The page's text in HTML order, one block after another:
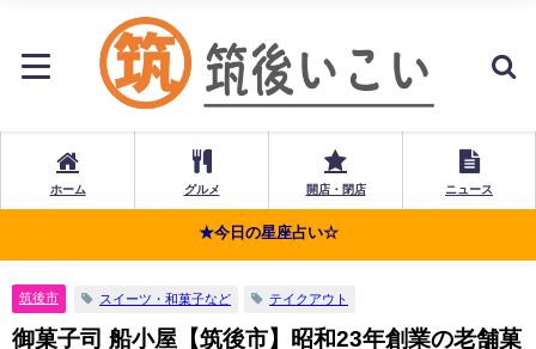
ホーム グルメ 開店・閉店 ニュース
★今日の星座占い☆
筑後市 スイーツ・和菓子など テイクアウト
御菓子司 船小屋【筑後市】昭和23年創業の老舗菓